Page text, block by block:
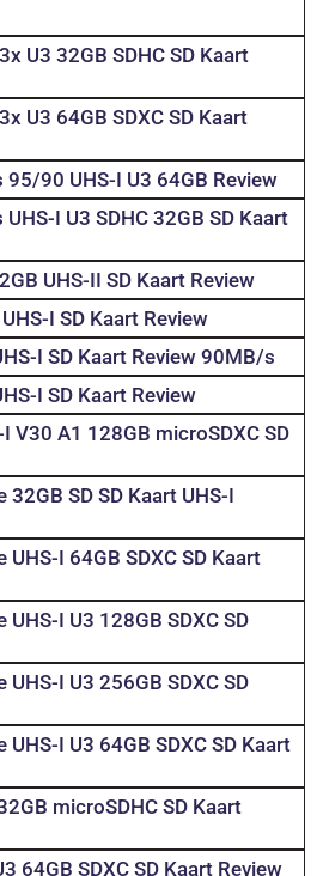
U3 32GB SDHC SD Kaart
U3 64GB SDXC SD Kaart
95/90 UHS-I U3 64GB Review
I U3 SDHC 32GB SD Kaart
UHS-II SD Kaart Review
I SD Kaart Review
I SD Kaart Review 90MB/s
I SD Kaart Review
V30 A1 128GB microSDXC SD
SD SD Kaart UHS-I
I 64GB SDXC SD Kaart
I U3 128GB SDXC SD
I U3 256GB SDXC SD
I U3 64GB SDXC SD Kaart
microSDHC SD Kaart
64GB SDXC SD Kaart Review